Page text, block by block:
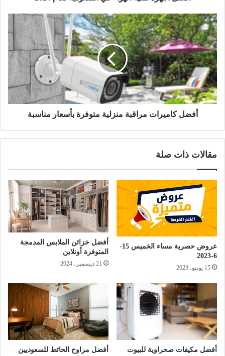
أفضل كاميرات مراقبة منزلية متوفرة بأسعار مناسبة
مقالات ذات صلة
عروض حصرية مساء الخميس 15-
6-2023
15 يونيو، 2023
أفضل خزائن الملابس المدمجة
المتوفرة أونلاين
21 ديسمبر، 2024
أفضل مكيفات صحراوية للبيوت
أفضل مراوح الحائط للسعوديين